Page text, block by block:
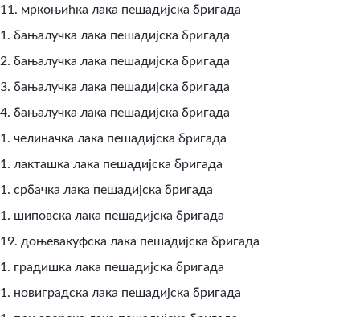
11. мркоњићка лака пешадијска бригада
1. бањалучка лака пешадијска бригада
2. бањалучка лака пешадијска бригада
3. бањалучка лака пешадијска бригада
4. бањалучка лака пешадијска бригада
1. челиначка лака пешадијска бригада
1. лакташка лака пешадијска бригада
1. србачка лака пешадијска бригада
1. шиповска лака пешадијска бригада
19. доњевакуфска лака пешадијска бригада
1. градишка лака пешадијска бригада
1. новиградска лака пешадијска бригада